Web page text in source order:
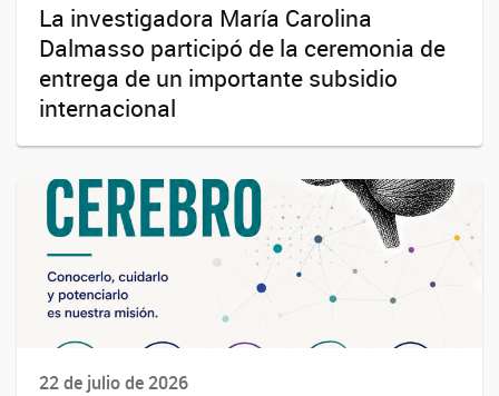
La investigadora María Carolina
Dalmasso participó de la ceremonia de
entrega de un importante subsidio
internacional
22 de julio de 2026